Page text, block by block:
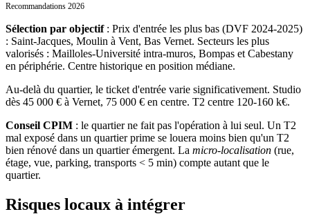
Recommandations 2026
Sélection par objectif: Prix d'entrée les plus bas (DVF 2024-2025)
: Saint-Jacques, Moulin à Vent, Bas Vernet. Secteurs les plus
valorisés : Mailloles-Université intra-muros, Bompas et Cabestany
en périphérie. Centre historique en position médiane.
Au-delà du quartier, le ticket d'entrée varie significativement. Studio
dès 45 000 € à Vernet, 75 000 € en centre. T2 centre 120-160 k€.
Conseil CPIM : le quartier ne fait pas l'opération à lui seul. Un T2
mal exposé dans un quartier prime se louera moins bien qu'un T2
bien rénové dans un quartier émergent. La micro-localisation (rue,
étage, vue, parking, transports < 5 min) compte autant que le
quartier.
Risques locaux à intégrer